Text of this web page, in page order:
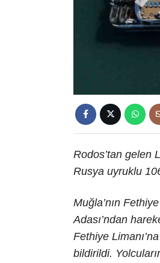
Rodos’tan gelen
Rusya uyruklu
Muğla’nın
Adası’ndan
Fethiye
bildirildi.